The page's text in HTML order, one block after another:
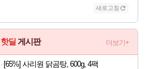
새로고침
핫딜 게시판 더보기+
[65%] 사리원 닭곰탕, 600g, 4팩